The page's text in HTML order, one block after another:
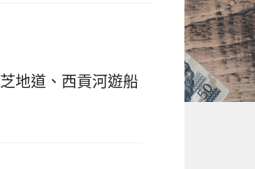
地道、西貢河遊船